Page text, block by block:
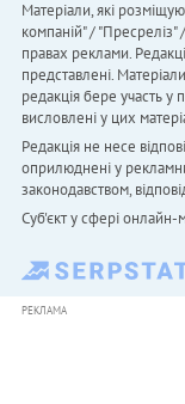
Матеріали, які
компаній" /
правах реклами.
представлені.
редакція бере участь у
висловлені у цих
Редакція не несе
оприлюднені у
законодавством,
Cуб'єкт у сфері онлайн-
РЕКЛАМА